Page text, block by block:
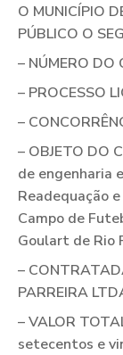
O MUNICÍPIO
PÚBLICO O
– NÚMERO
– PROCESSO
–
– OBJETO DO
de engenharia
Readequação
Campo de
Goulart de Rio
–
PARREIRA
– VALOR
setecentos e